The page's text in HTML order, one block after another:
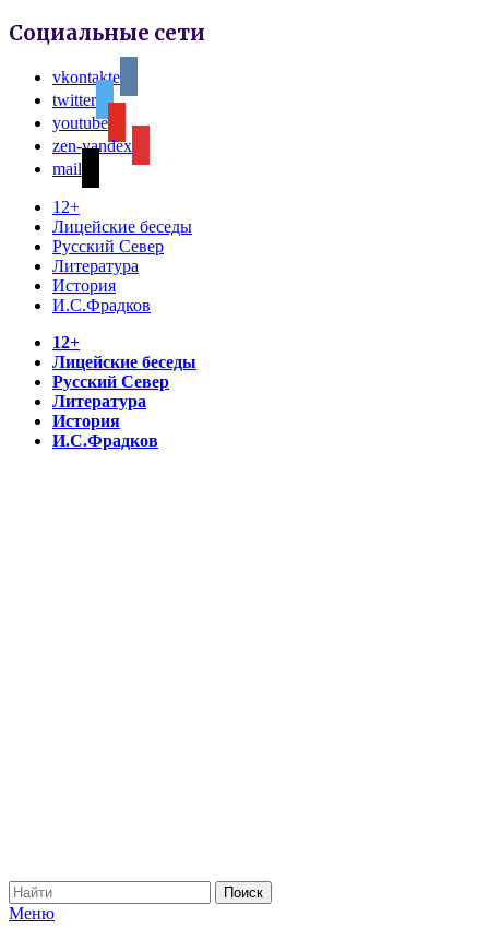
Социальные сети
vkontakte
twitter
youtube
zen-yandex
mail
12+
Лицейские беседы
Русский Север
Литература
История
И.С.Фрадков
12+
Лицейские беседы
Русский Север
Литература
История
И.С.Фрадков
Меню